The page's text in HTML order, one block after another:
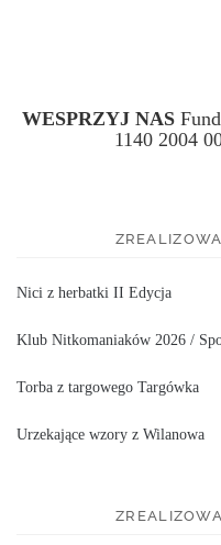
WESPRZYJ NAS
1140 2004
Nici z herbatki II Edycja
Klub Nitkomaniaków 2026 /
Torba z targowego Targówka
Urzekające wzory z Wilanowa